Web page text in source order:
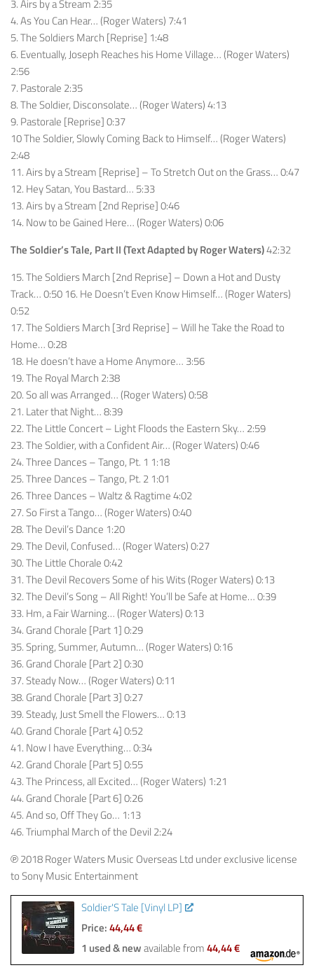
3. Airs by a Stream 2:35
4. As You Can Hear… (Roger Waters) 7:41
5. The Soldiers March [Reprise] 1:48
6. Eventually, Joseph Reaches his Home Village… (Roger Waters)
2:56
7. Pastorale 2:35
8. The Soldier, Disconsolate… (Roger Waters) 4:13
9. Pastorale [Reprise] 0:37
10 The Soldier, Slowly Coming Back to Himself… (Roger Waters)
2:48
11. Airs by a Stream [Reprise] – To Stretch Out on the Grass… 0:47
12. Hey Satan, You Bastard… 5:33
13. Airs by a Stream [2nd Reprise] 0:46
14. Now to be Gained Here… (Roger Waters) 0:06
The Soldier’s Tale, Part II (Text Adapted by Roger Waters)42:32
15. The Soldiers March [2nd Reprise] – Down a Hot and Dusty
Track… 0:50 16. He Doesn’t Even Know Himself… (Roger Waters)
0:52
17. The Soldiers March [3rd Reprise] – Will he Take the Road to
Home… 0:28
18. He doesn’t have a Home Anymore… 3:56
19. The Royal March 2:38
20. So all was Arranged… (Roger Waters) 0:58
21. Later that Night… 8:39
22. The Little Concert – Light Floods the Eastern Sky… 2:59
23. The Soldier, with a Confident Air… (Roger Waters) 0:46
24. Three Dances – Tango, Pt. 1 1:18
25. Three Dances – Tango, Pt. 2 1:01
26. Three Dances – Waltz & Ragtime 4:02
27. So First a Tango… (Roger Waters) 0:40
28. The Devil’s Dance 1:20
29. The Devil, Confused… (Roger Waters) 0:27
30. The Little Chorale 0:42
31. The Devil Recovers Some of his Wits (Roger Waters) 0:13
32. The Devil’s Song – All Right! You’ll be Safe at Home… 0:39
33. Hm, a Fair Warning… (Roger Waters) 0:13
34. Grand Chorale [Part 1] 0:29
35. Spring, Summer, Autumn… (Roger Waters) 0:16
36. Grand Chorale [Part 2] 0:30
37. Steady Now… (Roger Waters) 0:11
38. Grand Chorale [Part 3] 0:27
39. Steady, Just Smell the Flowers… 0:13
40. Grand Chorale [Part 4] 0:52
41. Now I have Everything… 0:34
42. Grand Chorale [Part 5] 0:55
43. The Princess, all Excited… (Roger Waters) 1:21
44. Grand Chorale [Part 6] 0:26
45. And so, Off They Go… 1:13
46. Triumphal March of the Devil 2:24
℗ 2018 Roger Waters Music Overseas Ltd under exclusive license
to Sony Music Entertainment
Soldier'S Tale [Vinyl LP]
Price:44,44 €
1 used & newavailable from44,44 €